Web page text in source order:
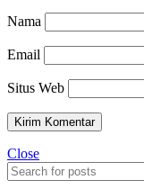
Nama
Email
Situs Web
Close